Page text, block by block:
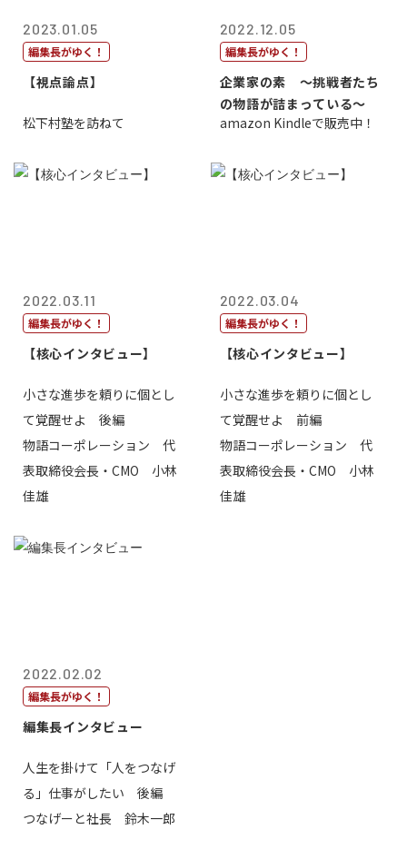
2023.01.05
編集長がゆく！
【視点論点】
松下村塾を訪ねて
2022.12.05
編集長がゆく！
企業家の素 〜挑戦者たち
の物語が詰まっている〜
amazon Kindleで販売中！
2022.03.11
編集長がゆく！
【核心インタビュー】
小さな進歩を頼りに個とし
て覚醒せよ 後編
物語コーポレーション 代
表取締役会長・CMO 小林
佳雄
2022.03.04
編集長がゆく！
【核心インタビュー】
小さな進歩を頼りに個とし
て覚醒せよ 前編
物語コーポレーション 代
表取締役会長・CMO 小林
佳雄
2022.02.02
編集長がゆく！
編集長インタビュー
人生を掛けて「人をつなげ
る」仕事がしたい 後編
つなげーと社長 鈴木一郎